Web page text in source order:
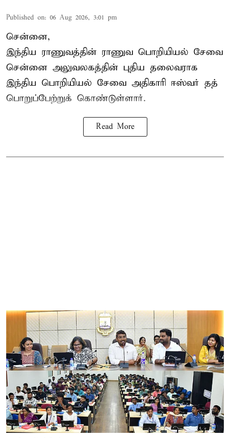
Published on: 06 Aug 2026, 3:01 pm
சென்னை,
இந்திய ராணுவத்தின் ராணுவ பொறியியல் சேவை
சென்னை அலுவலகத்தின் புதிய தலைவராக
இந்திய பொறியியல் சேவை அதிகாரி ஈஸ்வர் தத்
பொறுப்பேற்றுக் கொண்டுள்ளார்.
Read More